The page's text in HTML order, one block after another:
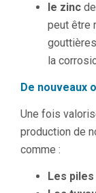
le zinc
peut être
la
De nouveaux
Une fois
production de
comme :
Les